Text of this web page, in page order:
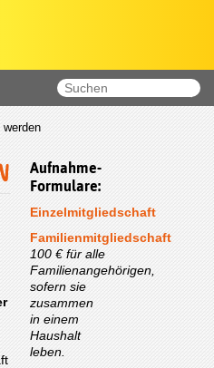
werden
Aufnahme-
Formulare:
Einzelmitgliedschaft
Familienmitgliedschaft
100 € für alle
Familienangehörigen,
sofern sie
zusammen
in einem
Haushalt
leben.